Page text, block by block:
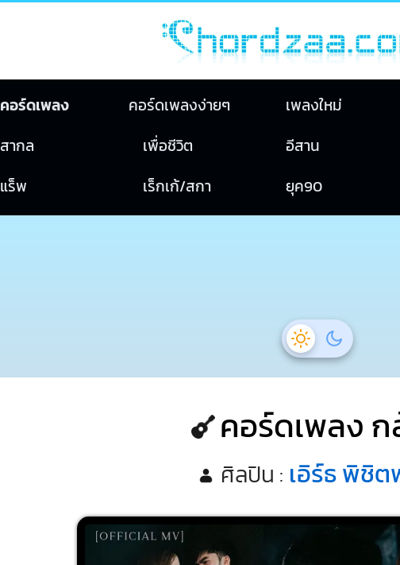
คอร์ดเพลง คอร์ดเพลงง่ายๆ เพลงใหม่
สากล
เพื่อชีวิต อีสาน
แร็พ
เร็กเก้/สกา ยุค90
คอร์ดเพลง ก
ศิลปิน : เอิร์ธ พิชิ